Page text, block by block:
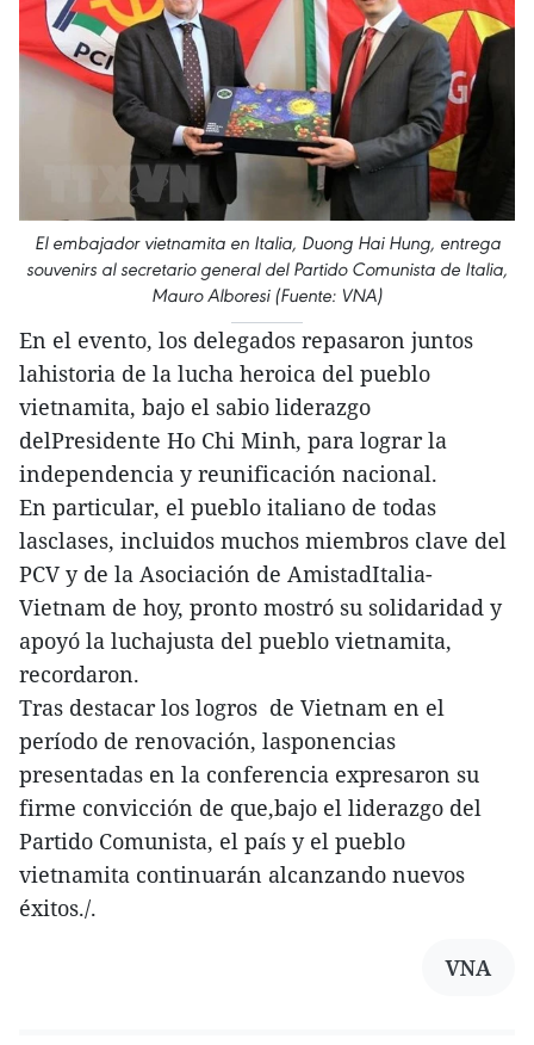
El embajador vietnamita en Italia, Duong Hai Hung, entrega
souvenirs al secretario general del Partido Comunista de Italia,
Mauro Alboresi (Fuente: VNA)
En el evento, los delegados repasaron juntos
lahistoria de la lucha heroica del pueblo
vietnamita, bajo el sabio liderazgo
delPresidente Ho Chi Minh, para lograr la
independencia y reunificación nacional.
En particular, el pueblo italiano de todas
lasclases, incluidos muchos miembros clave del
PCV y de la Asociación de AmistadItalia-
Vietnam de hoy, pronto mostró su solidaridad y
apoyó la luchajusta del pueblo vietnamita,
recordaron.
Tras destacar los logros de Vietnam en el
período de renovación, lasponencias
presentadas en la conferencia expresaron su
firme convicción de que,bajo el liderazgo del
Partido Comunista, el país y el pueblo
vietnamita continuarán alcanzando nuevos
éxitos./.
VNA